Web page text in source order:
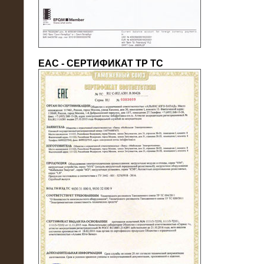
22.05.2016
Нагрузочный модуль в контейнере
10 МВт (0,4 кВ - напряжение)
ЕАС - СЕРТИФИКАТ ТР ТС